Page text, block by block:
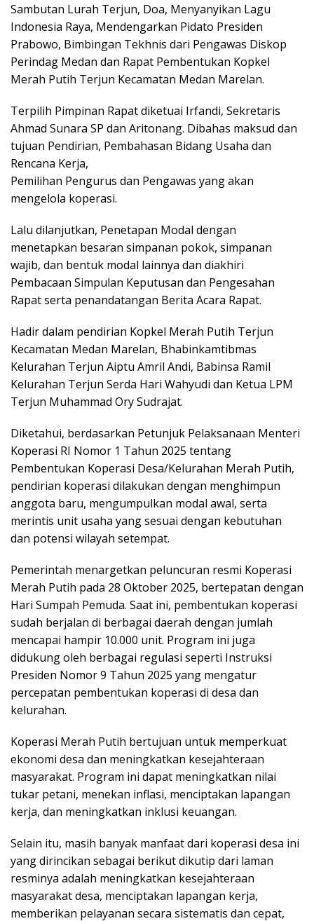
Sambutan Lurah Terjun, Doa, Menyanyikan Lagu
Indonesia Raya, Mendengarkan Pidato Presiden
Prabowo, Bimbingan Tekhnis dari Pengawas Diskop
Perindag Medan dan Rapat Pembentukan Kopkel
Merah Putih Terjun Kecamatan Medan Marelan.
Terpilih Pimpinan Rapat diketuai Irfandi, Sekretaris
Ahmad Sunara SP dan Aritonang. Dibahas maksud dan
tujuan Pendirian, Pembahasan Bidang Usaha dan
Rencana Kerja,
Pemilihan Pengurus dan Pengawas yang akan
mengelola koperasi.
Lalu dilanjutkan, Penetapan Modal dengan
menetapkan besaran simpanan pokok, simpanan
wajib, dan bentuk modal lainnya dan diakhiri
Pembacaan Simpulan Keputusan dan Pengesahan
Rapat serta penandatangan Berita Acara Rapat.
Hadir dalam pendirian Kopkel Merah Putih Terjun
Kecamatan Medan Marelan, Bhabinkamtibmas
Kelurahan Terjun Aiptu Amril Andi, Babinsa Ramil
Kelurahan Terjun Serda Hari Wahyudi dan Ketua LPM
Terjun Muhammad Ory Sudrajat.
Diketahui, berdasarkan Petunjuk Pelaksanaan Menteri
Koperasi RI Nomor 1 Tahun 2025 tentang
Pembentukan Koperasi Desa/Kelurahan Merah Putih,
pendirian koperasi dilakukan dengan menghimpun
anggota baru, mengumpulkan modal awal, serta
merintis unit usaha yang sesuai dengan kebutuhan
dan potensi wilayah setempat.
Pemerintah menargetkan peluncuran resmi Koperasi
Merah Putih pada 28 Oktober 2025, bertepatan dengan
Hari Sumpah Pemuda. Saat ini, pembentukan koperasi
sudah berjalan di berbagai daerah dengan jumlah
mencapai hampir 10.000 unit. Program ini juga
didukung oleh berbagai regulasi seperti Instruksi
Presiden Nomor 9 Tahun 2025 yang mengatur
percepatan pembentukan koperasi di desa dan
kelurahan.
Koperasi Merah Putih bertujuan untuk memperkuat
ekonomi desa dan meningkatkan kesejahteraan
masyarakat. Program ini dapat meningkatkan nilai
tukar petani, menekan inflasi, menciptakan lapangan
kerja, dan meningkatkan inklusi keuangan.
Selain itu, masih banyak manfaat dari koperasi desa ini
yang dirincikan sebagai berikut dikutip dari laman
resminya adalah meningkatkan kesejahteraan
masyarakat desa, menciptakan lapangan kerja,
memberikan pelayanan secara sistematis dan cepat,